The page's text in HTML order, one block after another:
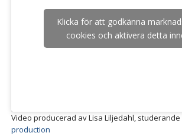
Klicka för att godkänna
cookies och aktivera detta
Video producerad av Lisa Liljedahl,
production